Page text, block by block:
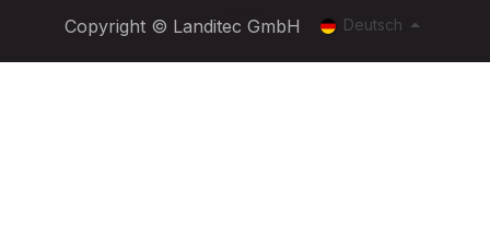
Copyright © Landitec GmbH Deutsch